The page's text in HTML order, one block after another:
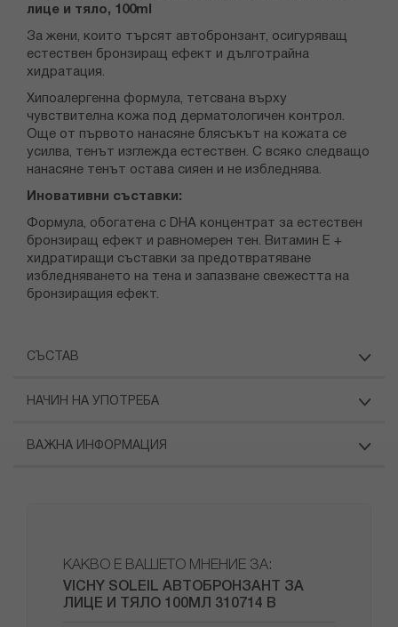
лице и тяло, 100ml
За жени, които търсят автобронзант, осигуряващ
естествен бронзиращ ефект и дълготрайна
хидратация.
Хипоалергенна формула, тетсвана върху
чувствителна кожа под дерматологичен контрол.
Още от първото нанасяне блясъкът на кожата се
усилва, тенът изглежда естествен. С всяко следващо
нанасяне тенът остава сияен и не избледнява.
Иновативни съставки:
Формула, обогатена с DHA концентрат за естествен
бронзиращ ефект и равномерен тен. Витамин Е +
хидратиращи съставки за предотвратяване
избледняването на тена и запазване свежестта на
бронзиращия ефект.
СЪСТАВ
НАЧИН НА УПОТРЕБА
ВАЖНА ИНФОРМАЦИЯ
КАКВО Е ВАШЕТО МНЕНИЕ ЗА:
VICHY SOLEIL АВТОБРОНЗАНТ ЗА
ЛИЦЕ И ТЯЛО 100МЛ 310714 B